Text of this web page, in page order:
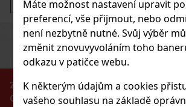
Máte možnost nastavení upravit
preferencí, vše přijmout, nebo
není nezbytně nutné. Svůj výběr
změnit znovuvyvoláním toho
odkazu v patičce webu.
K některým údajům a cookies
vašeho souhlasu na základě
Previous
ZÁKAZ PRODEJE ALKOHOLICKÝCH
OSOBÁM MLADŠÍM 18 LET!!!